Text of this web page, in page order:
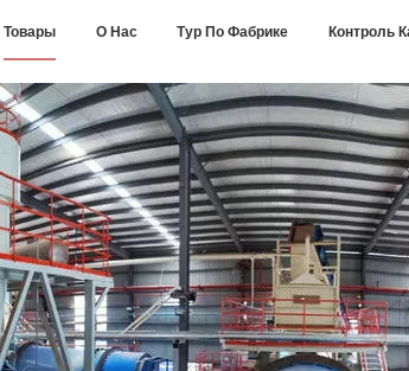
Товары О Нас Тур По Фабрике Контроль